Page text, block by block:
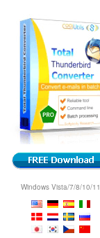
Windows Vista/7/8/10/11